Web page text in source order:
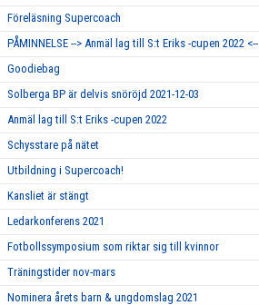
Föreläsning Supercoach
PÅMINNELSE --> Anmäl lag till S:t Eriks -cupen 2022 <--
Goodiebag
Solberga BP är delvis snöröjd 2021-12-03
Anmäl lag till S:t Eriks -cupen 2022
Schysstare på nätet
Utbildning i Supercoach!
Kansliet är stängt
Ledarkonferens 2021
Fotbollssymposium som riktar sig till kvinnor
Träningstider nov-mars
Nominera årets barn & ungdomslag 2021